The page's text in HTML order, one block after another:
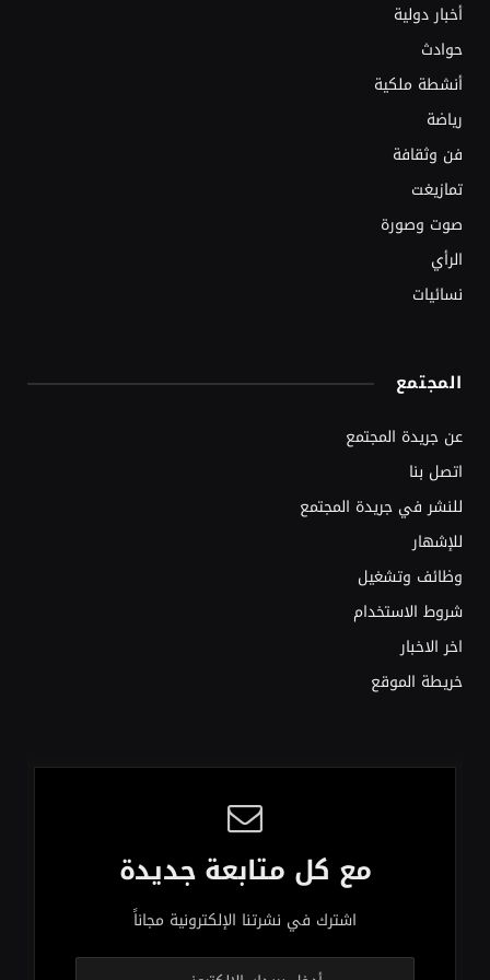
أخبار دولية
حوادث
أنشطة ملكية
رياضة
فن وثقافة
تمازيغت
صوت وصورة
الرأي
نسائيات
المجتمع
عن جريدة المجتمع
اتصل بنا
للنشر في جريدة المجتمع
للإشهار
وظائف وتشغيل
شروط الاستخدام
اخر الاخبار
خريطة الموقع
مع كل متابعة جديدة
اشترك في نشرتنا الإلكترونية مجاناً